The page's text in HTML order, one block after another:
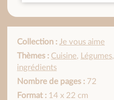
Collection : Je vous aime
Thèmes : Cuisine, Légumes,
ingrédients
Nombre de pages : 72
Format : 14 x 22 cm